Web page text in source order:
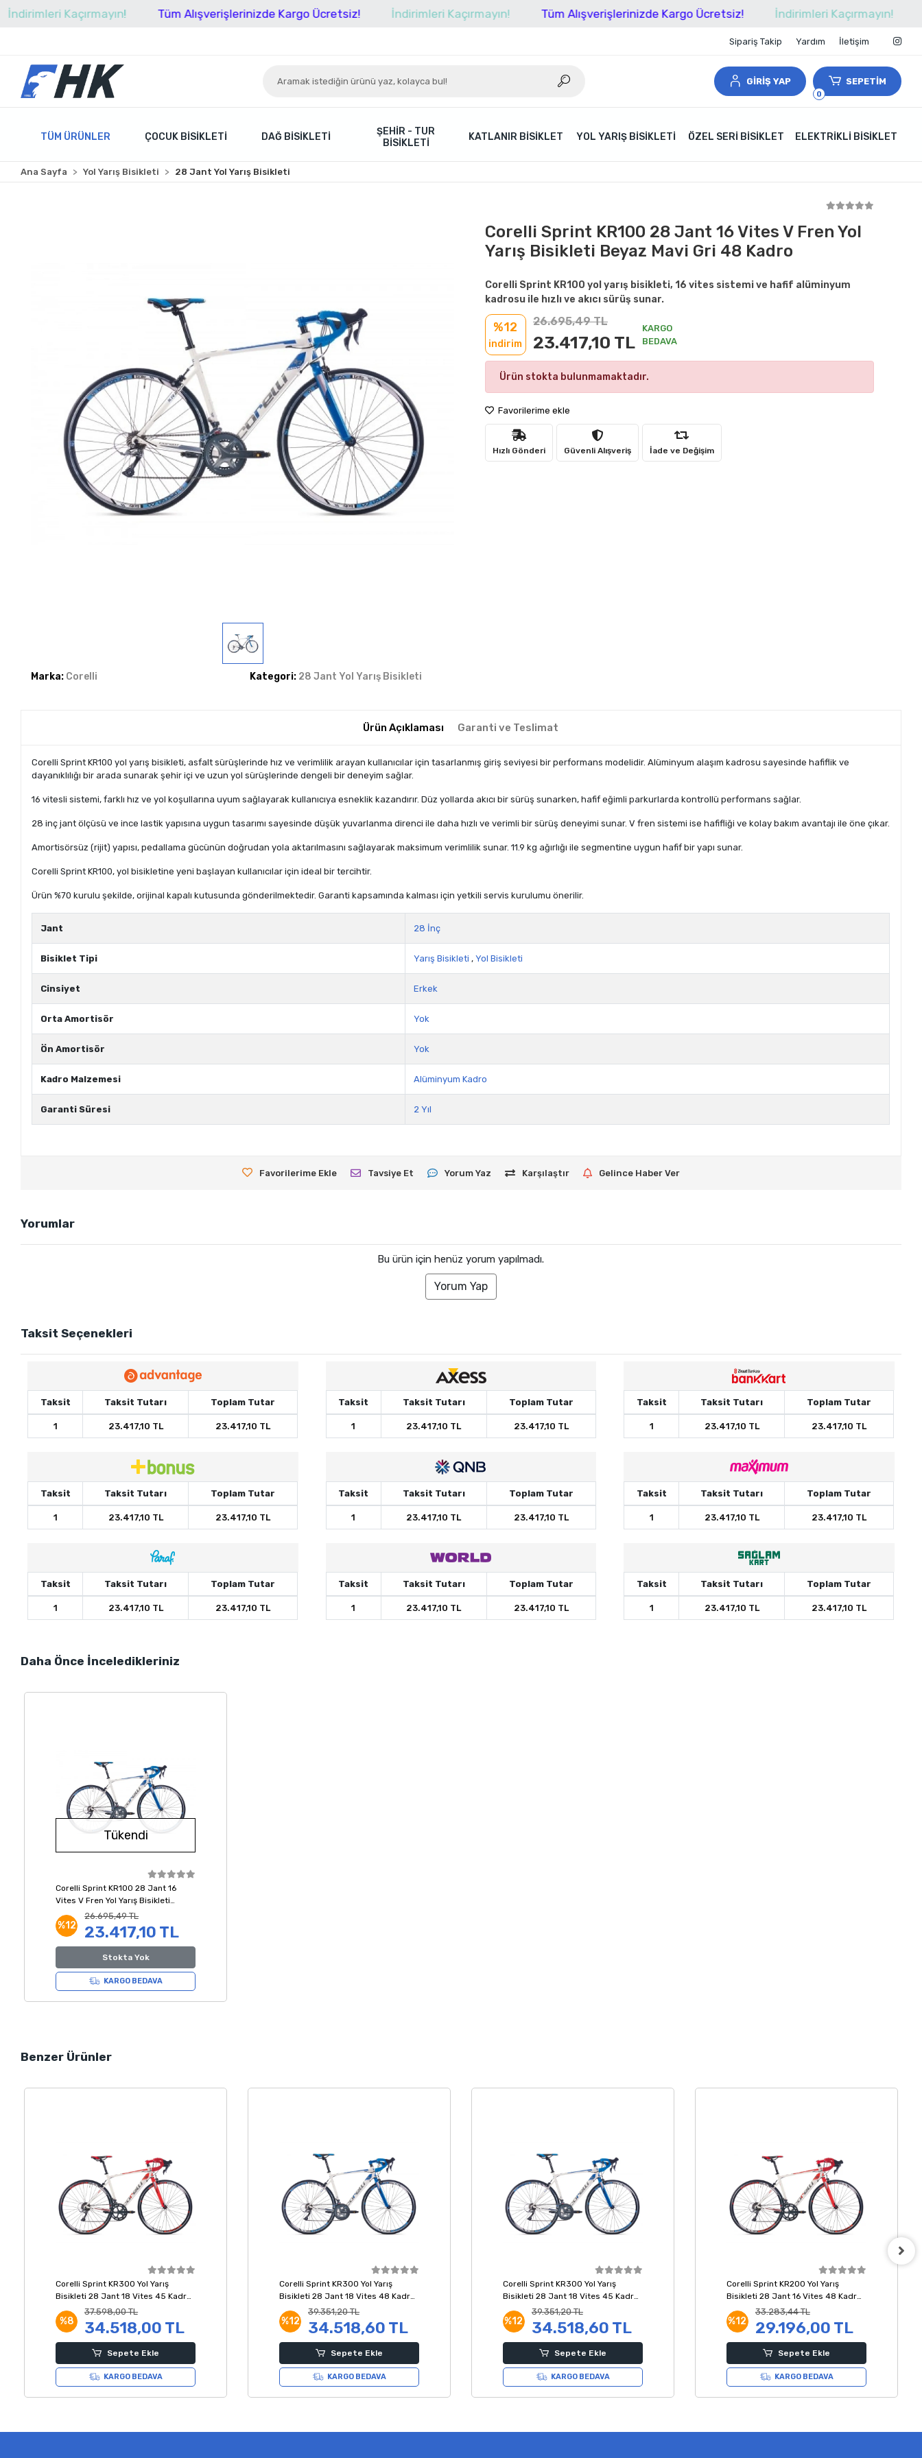
Kaçırmayın! Tüm Alışverişlerinizde Kargo Ücretsiz! İndirimleri Kaçırmayın! Tüm Alışverişlerinizde Kargo Ücretsiz! İndirimleri Kaçırmayın! Tüm
Sipariş Takip Yardım İletişim
GİRİŞ YAP
0
SEPETİM
TÜM ÜRÜNLER ÇOCUK BISIKLETI DAĞ BISIKLETI
ŞEHIR - TUR
BISIKLETI
KATLANIR BISIKLET YOL YARIŞ BISIKLETI ÖZEL SERI BISIKLET ELEKTRIKLI BISIKLET
Ana Sayfa Yol Yarış Bisikleti 28 Jant Yol Yarış Bisikleti
Marka: Corelli Kategori: 28 Jant Yol Yarış Bisikleti
Corelli Sprint KR100 28 Jant 16 Vites V Fren Yol
Yarış Bisikleti Beyaz Mavi Gri 48 Kadro
Corelli Sprint KR100 yol yarış bisikleti, 16 vites sistemi ve hafif alüminyum
kadrosu ile hızlı ve akıcı sürüş sunar.
%12
indirim
26.695,49 TL
23.417,10 TL
KARGO
BEDAVA
Ürün stokta bulunmamaktadır.
Favorilerime ekle
Hızlı Gönderi Güvenli Alışveriş İade ve Değişim
Ürün Açıklaması Garanti ve Teslimat
Corelli Sprint KR100 yol yarış bisikleti, asfalt sürüşlerinde hız ve verimlilik arayan kullanıcılar için tasarlanmış giriş seviyesi bir performans modelidir. Alüminyum alaşım kadrosu sayesinde hafiflik ve
dayanıklılığı bir arada sunarak şehir içi ve uzun yol sürüşlerinde dengeli bir deneyim sağlar.
16 vitesli sistemi, farklı hız ve yol koşullarına uyum sağlayarak kullanıcıya esneklik kazandırır. Düz yollarda akıcı bir sürüş sunarken, hafif eğimli parkurlarda kontrollü performans sağlar.
28 inç jant ölçüsü ve ince lastik yapısına uygun tasarımı sayesinde düşük yuvarlanma direnci ile daha hızlı ve verimli bir sürüş deneyimi sunar. V fren sistemi ise hafifliği ve kolay bakım avantajı ile öne çıkar.
Amortisörsüz (rijit) yapısı, pedallama gücünün doğrudan yola aktarılmasını sağlayarak maksimum verimlilik sunar. 11.9 kg ağırlığı ile segmentine uygun hafif bir yapı sunar.
Corelli Sprint KR100, yol bisikletine yeni başlayan kullanıcılar için ideal bir tercihtir.
Ürün %70 kurulu şekilde, orijinal kapalı kutusunda gönderilmektedir. Garanti kapsamında kalması için yetkili servis kurulumu önerilir.
Jant 28 İnç
Bisiklet Tipi Yarış Bisikleti ,Yol Bisikleti
Cinsiyet Erkek
Orta Amortisör Yok
Ön Amortisör Yok
Kadro Malzemesi Alüminyum Kadro
Garanti Süresi 2 Yıl
Favorilerime Ekle Tavsiye Et Yorum Yaz Karşılaştır Gelince Haber Ver
Yorumlar
Bu ürün için henüz yorum yapılmadı.
Yorum Yap
Taksit Seçenekleri
Taksit Taksit Tutarı Toplam Tutar
1 23.417,10 TL 23.417,10 TL
Taksit Taksit Tutarı Toplam Tutar
1 23.417,10 TL 23.417,10 TL
Taksit Taksit Tutarı Toplam Tutar
1 23.417,10 TL 23.417,10 TL
Taksit Taksit Tutarı Toplam Tutar
1 23.417,10 TL 23.417,10 TL
Taksit Taksit Tutarı Toplam Tutar
1 23.417,10 TL 23.417,10 TL
Taksit Taksit Tutarı Toplam Tutar
1 23.417,10 TL 23.417,10 TL
Taksit Taksit Tutarı Toplam Tutar
1 23.417,10 TL 23.417,10 TL
Taksit Taksit Tutarı Toplam Tutar
1 23.417,10 TL 23.417,10 TL
Taksit Taksit Tutarı Toplam Tutar
1 23.417,10 TL 23.417,10 TL
Daha Önce İnceledikleriniz
Tükendi
Corelli Sprint KR100 28 Jant 16
Vites V Fren Yol Yarış Bisikleti
Beyaz Mavi Gri 48 Kadro
%12
26.695,49 TL
23.417,10 TL
Stokta Yok
KARGO BEDAVA
Benzer Ürünler
Corelli Sprint KR300 Yol Yarış
Bisikleti 28 Jant 18 Vites 45 Kadro
Beyaz Kırmızı
%8
37.598,00 TL
34.518,00 TL
Sepete Ekle
KARGO BEDAVA
Corelli Sprint KR300 Yol Yarış
Bisikleti 28 Jant 18 Vites 48 Kadro
Beyaz Mavi Gri
%12
39.351,20 TL
34.518,60 TL
Sepete Ekle
KARGO BEDAVA
Corelli Sprint KR300 Yol Yarış
Bisikleti 28 Jant 18 Vites 45 Kadro
Beyaz Mavi Gri
%12
39.351,20 TL
34.518,60 TL
Sepete Ekle
KARGO BEDAVA
Corelli Sprint KR200 Yol Yarış
Bisikleti 28 Jant 16 Vites 48 Kadro
Beyaz Kırmızı Gri
%12
33.283,44 TL
29.196,00 TL
Sepete Ekle
KARGO BEDAVA